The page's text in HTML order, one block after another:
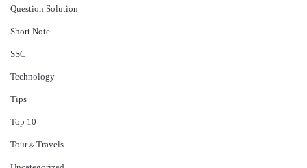
Question Solution
Short Note
‍SSC
Technology
Tips
Top 10
Tour & Travels